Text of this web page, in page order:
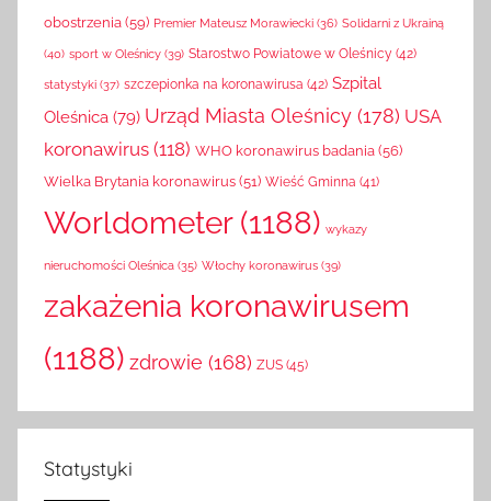
obostrzenia(59) Premier Mateusz Morawiecki (36) Solidarni z Ukrainą
(40) sport w Oleśnicy (39) Starostwo Powiatowe w Oleśnicy (42)
statystyki (37) szczepionka na koronawirusa (42) Szpital
Oleśnica (79) Urząd Miasta Oleśnicy (178) USA
koronawirus (118) WHO koronawirus badania (56)
Wielka Brytania koronawirus (51) Wieść Gminna (41)
Worldometer(1188) wykazy
nieruchomości Oleśnica (35) Włochy koronawirus (39)
zakażenia koronawirusem
(1188) zdrowie (168) ZUS (45)
Statystyki